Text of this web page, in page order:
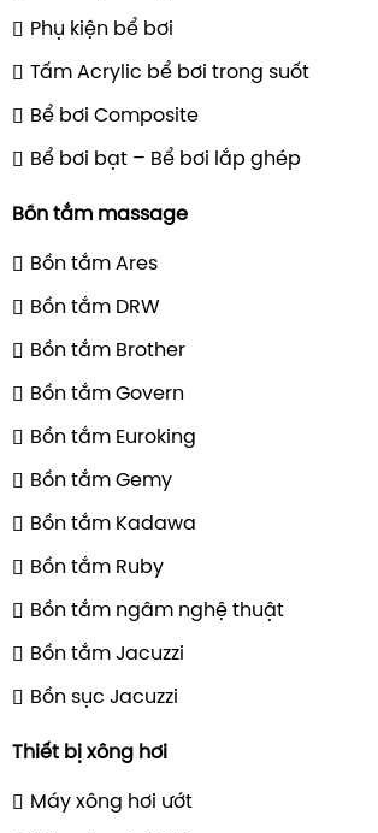
Phụ kiện bể bơi
Tấm Acrylic bể bơi trong suốt
Bể bơi Composite
Bể bơi bạt – Bể bơi lắp ghép
Bồn tắm massage
Bồn tắm Ares
Bồn tắm DRW
Bồn tắm Brother
Bồn tắm Govern
Bồn tắm Euroking
Bồn tắm Gemy
Bồn tắm Kadawa
Bồn tắm Ruby
Bồn tắm ngâm nghệ thuật
Bồn tắm Jacuzzi
Bồn sục Jacuzzi
Thiết bị xông hơi
Máy xông hơi ướt